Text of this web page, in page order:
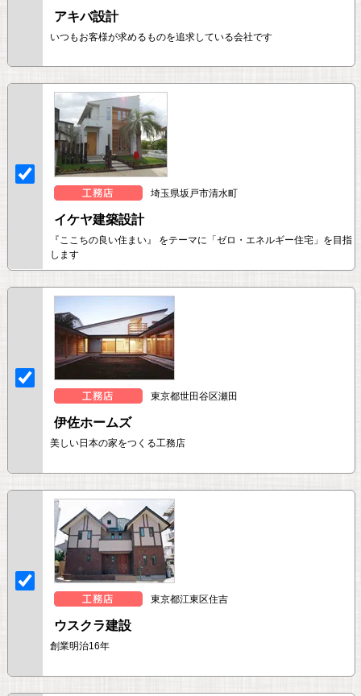
アキバ設計
いつもお客様が求めるものを追求している会社です
埼玉県坂戸市清水町
イケヤ建築設計
『ここちの良い住まい』 をテーマに「ゼロ・エネルギー住宅」を目指
します
東京都世田谷区瀬田
伊佐ホームズ
美しい日本の家をつくる工務店
東京都江東区住吉
ウスクラ建設
創業明治16年